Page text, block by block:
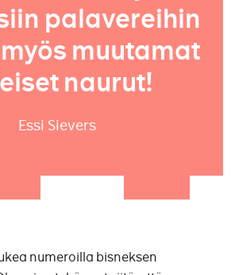
palavereihin
muutamat
naurut!
Essi Sievers
numeroilla bisneksen